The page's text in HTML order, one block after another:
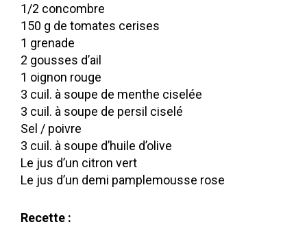
1/2 concombre
150 g de tomates cerises
1 grenade
2 gousses d’ail
1 oignon rouge
3 cuil. à soupe de menthe ciselée
3 cuil. à soupe de persil ciselé
Sel / poivre
3 cuil. à soupe d’huile d’olive
Le jus d’un citron vert
Le jus d’un demi pamplemousse rose
Recette :